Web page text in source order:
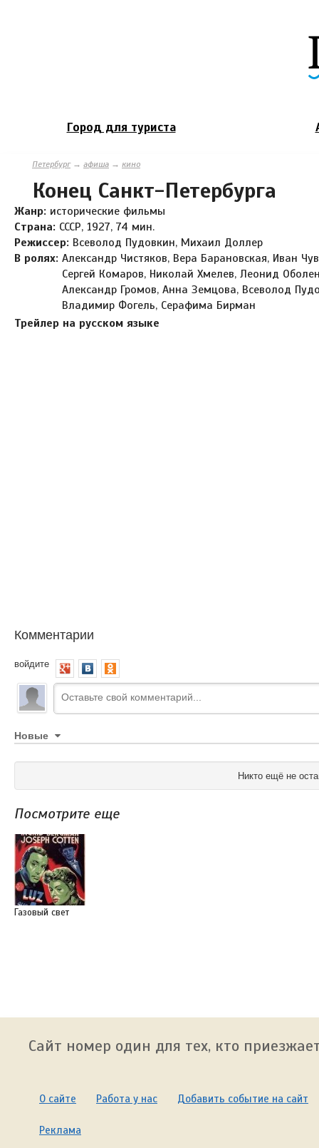
Город для туриста
Петербург→ афиша → кино
Конец Санкт-Петербурга
Жанр: исторические фильмы
Страна: СССР, 1927, 74 мин.
Режиссер: Всеволод Пудовкин, Михаил Доллер
В ролях: Александр Чистяков, Вера Барановская, Иван
Сергей Комаров, Николай Хмелев, Леонид
Александр Громов, Анна Земцова, Всеволод
Владимир Фогель, Серафима Бирман
Трейлер на русском языке
Комментарии
войдите
Новые
Никто ещё не
Посмотрите еще
Газовый свет
Сайт номер один для тех, кто
О сайте Работа у нас Добавить событие на сайт
Реклама